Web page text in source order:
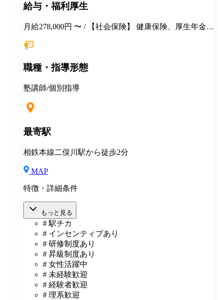
給与・福利厚生
月給278,000円 〜 / 【社会保険】 健康保険、厚生年金保
報奨金制度 交通費支給 社保完備 手当（家族／管理職
断 長短貸付 再雇用制度 永年勤続表彰 ＊引越しを伴う
住宅手当月1万円一律支給 その他補助金制度
職種・指導形態
塾講師/個別指導
最寄駅
相鉄本線二俣川駅から徒歩2分
MAP
特徴・詳細条件
もっと見る
# 駅チカ
# インセンティブあり
# 研修制度あり
# 昇級制度あり
# 女性活躍中
# 未経験歓迎
# 経験者歓迎
# 理系歓迎